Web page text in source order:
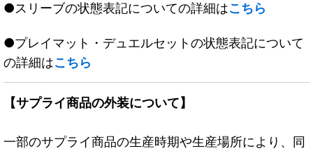
●スリーブの状態表記についての詳細はこちら
●プレイマット・デュエルセットの状態表記について
の詳細はこちら
【サプライ商品の外装について】
一部のサプライ商品の生産時期や生産場所により、同